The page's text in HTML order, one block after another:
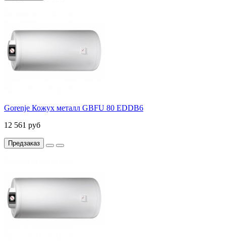
Gorenje Кожух металл GBFU 80 EDDB6
12 561 руб
Предзаказ